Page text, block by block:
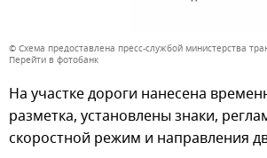
© Схема предоставлена пресс-службой министерства
Перейти в фотобанк
На участке дороги нанесена
разметка, установлены знаки,
скоростной режим и направления